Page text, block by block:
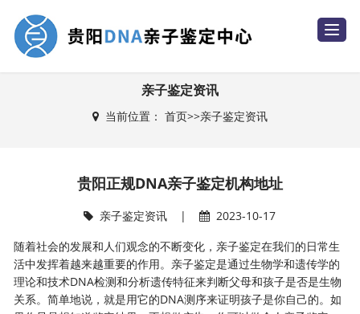
T
o
亲子鉴定资讯
当前位置： 首页>>亲子鉴定资讯
贵阳正规DNA亲子鉴定机构地址
亲子鉴定资讯 |
2023-10-17
随着社会的发展和人们观念的不断变化，亲子鉴定在我们的日常生
活中发挥着越来越重要的作用。亲子鉴定是通过生物学和遗传学的
理论和技术DNA检测和分析遗传特征来判断父母和孩子是否是生物
关系。简单地说，就是用它的DNA测序来证明孩子是你自己的。如